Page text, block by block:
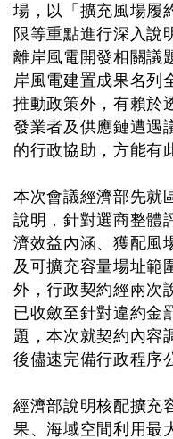
場，以「擴充風場履
限等重點進行深入說
離岸風電開發相關議
岸風電建置成果名列
推動政策外，有賴於
發業者及供應鏈遭遇
的行政協助，方能有
本次會議經濟部先就
說明，針對選商整體
濟效益內涵、獲配風
及可擴充容量場址範
外，行政契約經兩次
已收斂至針對違約金
題，本次就契約內容
後儘速完備行政程序
經濟部說明核配擴充
果、海域空間利用最